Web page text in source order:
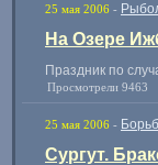
25 мая 2006 -
На Озере
Праздник по
Просмотрели 9463
25 мая 2006 -
Сургут.